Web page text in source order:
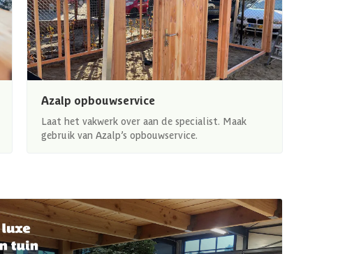
Azalp opbouwservice
Laat het vakwerk over aan de specialist. Maak
gebruik van Azalp’s opbouwservice.